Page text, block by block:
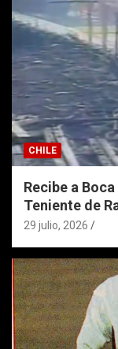
CHILE
Recibe a
Teniente de
29 julio, 2026